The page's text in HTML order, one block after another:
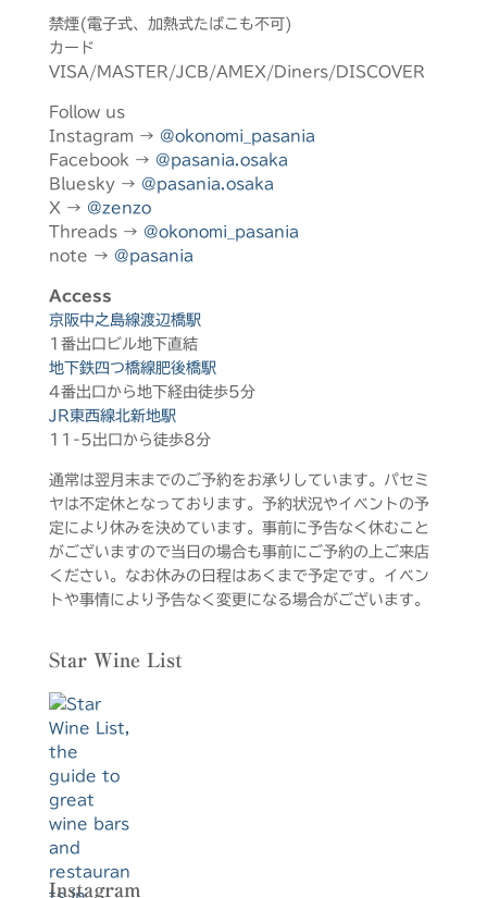
禁煙(電子式、加熱式たばこも不可)
カード
VISA/MASTER/JCB/AMEX/Diners/DISCOVER
Follow us
Instagram → @okonomi_pasania
Facebook → @pasania.osaka
Bluesky → @pasania.osaka
X → @zenzo
Threads → @okonomi_pasania
note → @pasania
Access
京阪中之島線渡辺橋駅
1番出口ビル地下直結
地下鉄四つ橋線肥後橋駅
4番出口から地下経由徒歩5分
JR東西線北新地駅
11-5出口から徒歩8分
通常は翌月末までのご予約をお承りしています。パセミ
ヤは不定休となっております。予約状況やイベントの予
定により休みを決めています。事前に予告なく休むこと
がございますので当日の場合も事前にご予約の上ご来店
ください。なお休みの日程はあくまで予定です。イベン
トや事情により予告なく変更になる場合がございます。
Star Wine List
Instagram